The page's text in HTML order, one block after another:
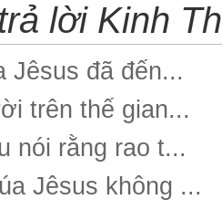
lời Kinh
đã đến...
trên thế gian...
nói rằng rao t...
Jêsus không ...